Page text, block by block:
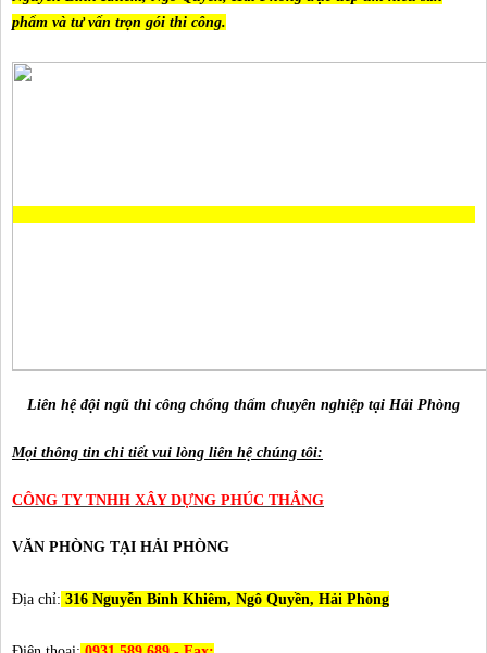
phẩm và tư vấn trọn gói thi công.
Liên hệ đội ngũ thi công chống thấm chuyên nghiệp tại Hải Phòng
Mọi thông tin chi tiết vui lòng liên hệ chúng tôi:
CÔNG TY TNHH XÂY DỰNG PHÚC THẮNG
VĂN PHÒNG TẠI HẢI PHÒNG
Địa chỉ: 316 Nguyễn Bỉnh Khiêm, Ngô Quyền, Hải Phòng